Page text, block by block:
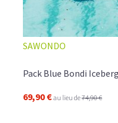
SAWONDO
Pack Blue Bondi Iceberg
69,90 € au lieu de74,90 €